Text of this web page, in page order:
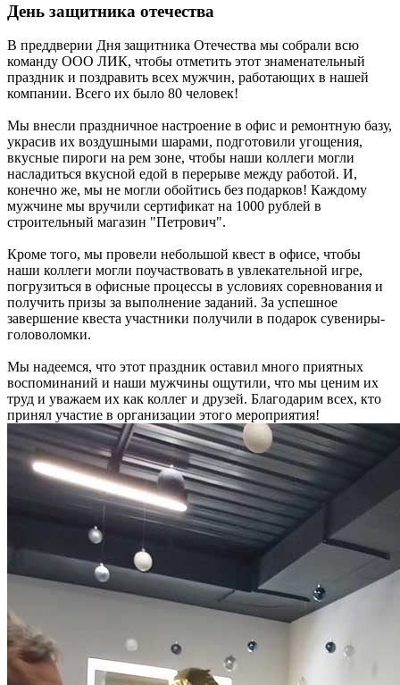
День защитника отечества
В преддверии Дня защитника Отечества мы собрали всю
команду ООО ЛИК, чтобы отметить этот знаменательный
праздник и поздравить всех мужчин, работающих в нашей
компании. Всего их было 80 человек!
Мы внесли праздничное настроение в офис и ремонтную базу,
украсив их воздушными шарами, подготовили угощения,
вкусные пироги на рем зоне, чтобы наши коллеги могли
насладиться вкусной едой в перерыве между работой. И,
конечно же, мы не могли обойтись без подарков! Каждому
мужчине мы вручили сертификат на 1000 рублей в
строительный магазин "Петрович".
Кроме того, мы провели небольшой квест в офисе, чтобы
наши коллеги могли поучаствовать в увлекательной игре,
погрузиться в офисные процессы в условиях соревнования и
получить призы за выполнение заданий. За успешное
завершение квеста участники получили в подарок сувениры-
головоломки.
Мы надеемся, что этот праздник оставил много приятных
воспоминаний и наши мужчины ощутили, что мы ценим их
труд и уважаем их как коллег и друзей. Благодарим всех, кто
принял участие в организации этого мероприятия!